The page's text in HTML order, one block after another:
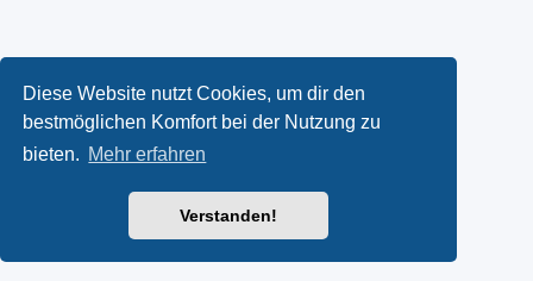
Diese Website nutzt Cookies, um dir den
bestmöglichen Komfort bei der Nutzung zu
bieten. Mehr erfahren
Verstanden!